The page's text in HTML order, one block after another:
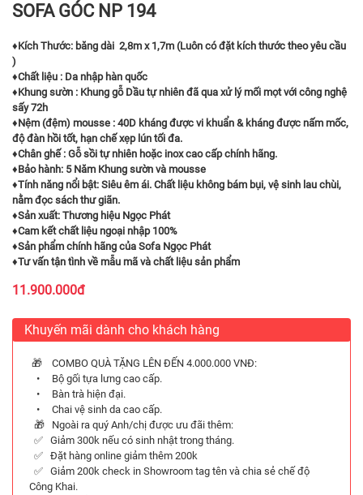
SOFA GÓC NP 194
♦️Kích Thước: băng dài 2,8m x 1,7m (Luôn có đặt kích thước theo yêu cầu
)
♦️Chất liệu : Da nhập hàn quốc
♦️Khung sườn : Khung gỗ Dầu tự nhiên đã qua xử lý mối mọt với công nghệ
sấy 72h
♦️Nệm (đệm) mousse : 40D kháng được vi khuẩn & kháng được nấm mốc,
độ đàn hồi tốt, hạn chế xẹp lún tối đa.
♦️Chân ghế : Gỗ sồi tự nhiên hoặc inox cao cấp chính hãng.
♦️Bảo hành: 5 Năm Khung sườn và mousse
♦️Tính năng nổi bật: Siêu êm ái. Chất liệu không bám bụi, vệ sinh lau chùi,
nằm đọc sách thư giãn.
♦️Sản xuất: Thương hiệu Ngọc Phát
♦️Cam kết chất liệu ngoại nhập 100%
♦️Sản phẩm chính hãng của Sofa Ngọc Phát
♦️Tư vấn tận tình về mẫu mã và chất liệu sản phẩm
11.900.000đ
Khuyến mãi dành cho khách hàng
🎁 COMBO QUÀ TẶNG LÊN ĐẾN 4.000.000 VNĐ:
• Bộ gối tựa lưng cao cấp.
• Bàn trà hiện đại.
• Chai vệ sinh da cao cấp.
🎁 Ngoài ra quý Anh/chị được ưu đãi thêm:
✅ Giảm 300k nếu có sinh nhật trong tháng.
✅ Đặt hàng online giảm thêm 200k
✅ Giảm 200k check in Showroom tag tên và chia sẻ chế độ
Công Khai.